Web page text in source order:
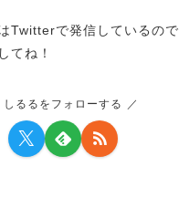
Twitterで発信しているので
てね！
しるるをフォローする